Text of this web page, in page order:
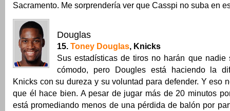
Sacramento. Me sorprendería ver que Casspi no suba en
Douglas
15. Toney Douglas, Knicks
Sus estadísticas de tiros no harán que nadie
cómodo, pero Dougles está haciendo la
Knicks con su dureza y su voluntad para defender. Y eso
que él hace bien. A pesar de jugar más de 20 minutos
está promediando menos de una pérdida de balón por